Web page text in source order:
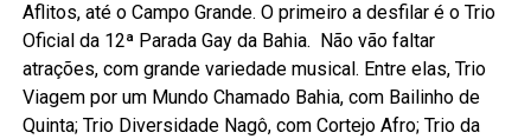
Aflitos, até o Campo Grande. O primeiro a desfilar é o Trio
Oficial da 12ª Parada Gay da Bahia. Não vão faltar
atrações, com grande variedade musical. Entre elas, Trio
Viagem por um Mundo Chamado Bahia, com Bailinho de
Quinta; Trio Diversidade Nagô, com Cortejo Afro; Trio da